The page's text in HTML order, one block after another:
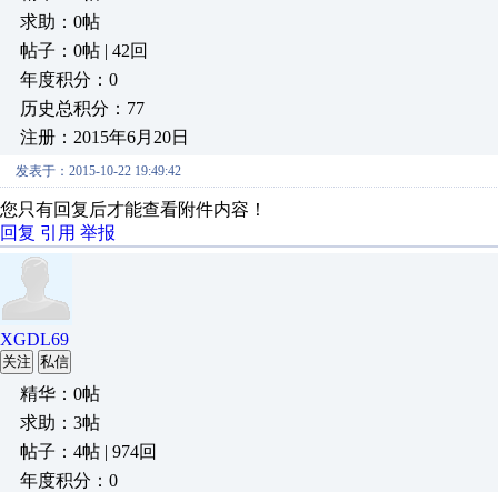
求助：0帖
帖子：0帖 | 42回
年度积分：0
历史总积分：77
注册：2015年6月20日
发表于：2015-10-22 19:49:42
您只有回复后才能查看附件内容！
回复 引用 举报
XGDL69
关注 私信
精华：0帖
求助：3帖
帖子：4帖 | 974回
年度积分：0